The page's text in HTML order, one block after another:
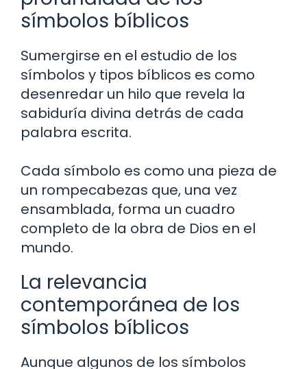
símbolos bíblicos
Sumergirse en el estudio de los
símbolos y tipos bíblicos es como
desenredar un hilo que revela la
sabiduría divina detrás de cada
palabra escrita.
Cada símbolo es como una pieza de
un rompecabezas que, una vez
ensamblada, forma un cuadro
completo de la obra de Dios en el
mundo.
La relevancia
contemporánea de los
símbolos bíblicos
Aunque algunos de los símbolos